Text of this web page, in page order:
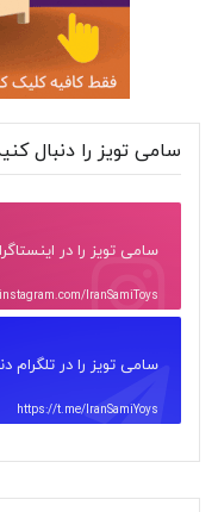
سامی تویز را دنبال
سامی تویز را در
IranSamiToys
سامی تویز را در تلگرام
https://t.me/IranSamiYoys